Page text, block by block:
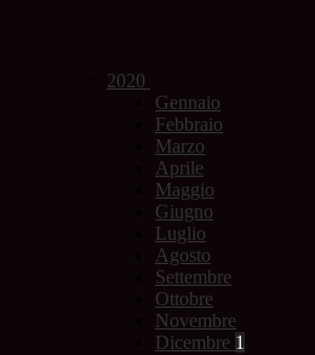
2020
Gennaio
Febbraio
Marzo
Aprile
Maggio
Giugno
Luglio
Agosto
Settembre
Ottobre
Novembre
Dicembre 1